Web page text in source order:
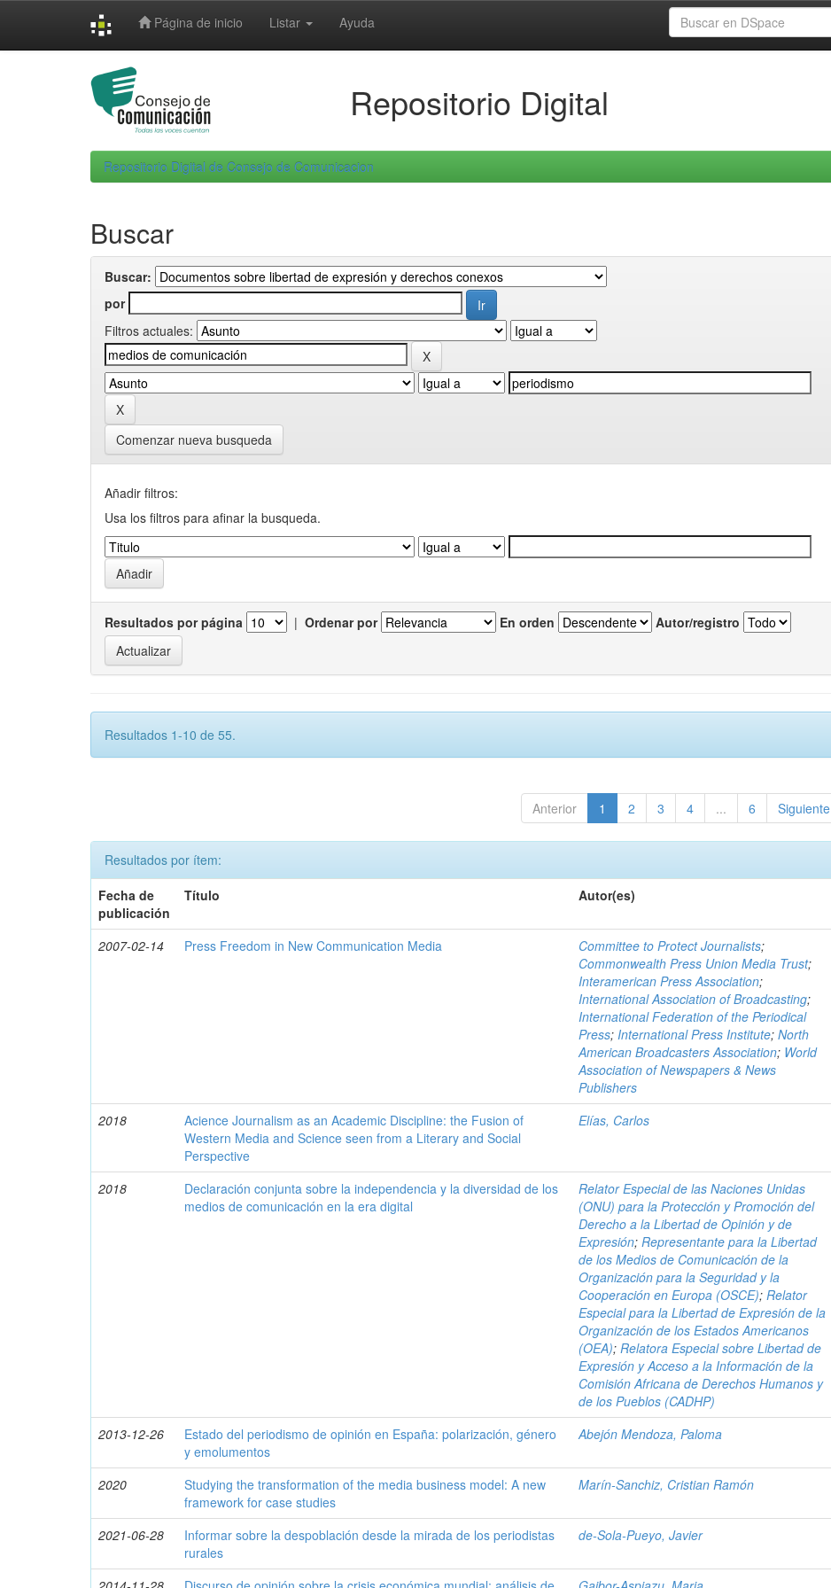
Página de inicio Listar Ayuda
Repositorio Digital
Repositorio Digital de Consejo de Comunicacion
Buscar
Buscar:
por
Filtros actuales:
Comenzar nueva busqueda
Añadir filtros:
Usa los filtros para afinar la busqueda.
Resultados por página | Ordenar por En orden Autor/registro
Resultados 1-10 de 55.
Anterior 1 2 3 4 ... 6 Siguiente
Resultados por ítem:
Fecha de
publicación
Título Autor(es)
2007-02-14 Press Freedom in New Communication Media Committee to Protect Journalists;
Commonwealth Press Union Media Trust;
Interamerican Press Association;
International Association of Broadcasting;
International Federation of the Periodical
Press;International Press Institute;North
American Broadcasters Association; World
Association of Newspapers & News
Publishers
2018
Acience Journalism as an Academic Discipline: the Fusion of
Western Media and Science seen from a Literary and Social
Perspective
Elías, Carlos
2018
Declaración conjunta sobre la independencia y la diversidad de los
medios de comunicación en la era digital
Relator Especial de las Naciones Unidas
(ONU) para la Protección y Promoción del
Derecho a la Libertad de Opinión y de
Expresión;Representante para la Libertad
de los Medios de Comunicación de la
Organización para la Seguridad y la
Cooperación en Europa (OSCE);Relator
Especial para la Libertad de Expresión de la
Organización de los Estados Americanos
(OEA);Relatora Especial sobre Libertad de
Expresión y Acceso a la Información de la
Comisión Africana de Derechos Humanos y
de los Pueblos (CADHP)
2013-12-26
Estado del periodismo de opinión en España: polarización, género
y emolumentos
Abejón Mendoza, Paloma
2020
Studying the transformation of the media business model: A new
framework for case studies
Marín-Sanchiz, Cristian Ramón
2021-06-28
Informar sobre la despoblación desde la mirada de los periodistas
rurales
de-Sola-Pueyo, Javier